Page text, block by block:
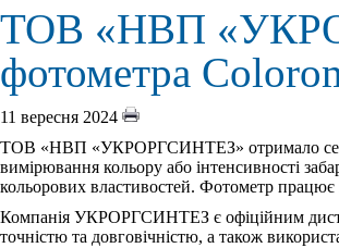
ТОВ «НВП
фотометра
11 вересня 2024
ТОВ «НВП «УКРОРГСИНТЕЗ» отримало
вимірювання кольору або інтенсивності
кольорових властивостей. Фотометр працює
Компанія УКРОРГСИНТЕЗ є офіційним
точністю та довговічністю, а також